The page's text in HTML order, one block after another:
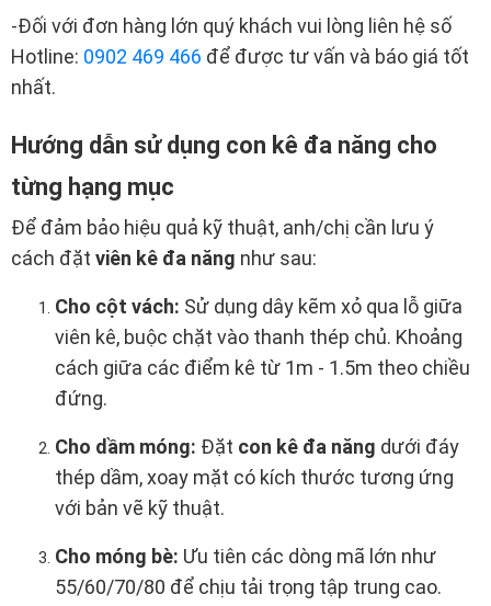
-Đối với đơn hàng lớn quý khách vui lòng liên hệ số
Hotline: 0902 469 466 để được tư vấn và báo giá tốt
nhất.
Hướng dẫn sử dụng con kê đa năng cho
từng hạng mục
Để đảm bảo hiệu quả kỹ thuật, anh/chị cần lưu ý
cách đặt viên kê đa năng như sau:
Cho cột vách: Sử dụng dây kẽm xỏ qua lỗ giữa
viên kê, buộc chặt vào thanh thép chủ. Khoảng
cách giữa các điểm kê từ 1m - 1.5m theo chiều
đứng.
Cho dầm móng: Đặt con kê đa năng dưới đáy
thép dầm, xoay mặt có kích thước tương ứng
với bản vẽ kỹ thuật.
Cho móng bè: Ưu tiên các dòng mã lớn như
55/60/70/80 để chịu tải trọng tập trung cao.